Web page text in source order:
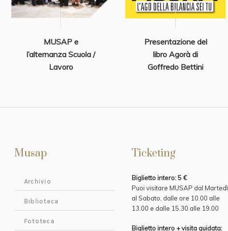
MUSAP e
l’alternanza Scuola /
Lavoro
Presentazione del
libro Agorà di
Goffredo Bettini
Musap
Archivio
Biblioteca
Fototeca
Ticketing
Biglietto intero: 5 €
Puoi visitare MUSAP dal Martedì
al Sabato, dalle ore 10.00 alle
13.00 e dalle 15.30 alle 19.00
Biglietto intero + visita guidata: